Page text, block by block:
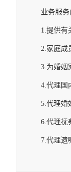
业务服
1.提供有
2.家庭成
3.为婚姻
4.代理国
5.代理婚
6.代理抚
7.代理遗